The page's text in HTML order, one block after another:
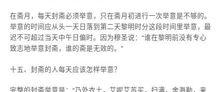
在斋月，每天封斋必须举意，只在斋月初进行一次举意是不够的。
举意的时间应从头一天日落到第二天黎明时分这段时间里举意，最
迟不可超过当天中午日偏时。因为穆圣说：“谁在黎明前没有专心
致志地举意封斋，谁的斋是无效的。”
十五、封斋的人每天应该怎样举意？
完整的封斋举意是：“乃外衣土，艾呢艾苏买，扫满，舍海勒，来